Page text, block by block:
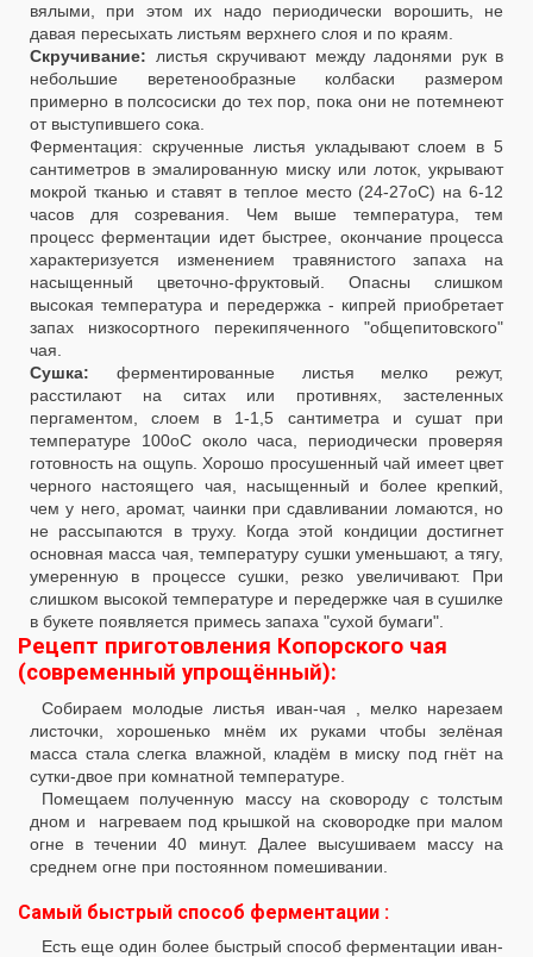
вялыми, при этом их надо периодически ворошить, не
давая пересыхать листьям верхнего слоя и по краям.
Скручивание: листья скручивают между ладонями рук в
небольшие веретенообразные колбаски размером
примерно в полсосиски до тех пор, пока они не потемнеют
от выступившего сока.
Ферментация: скрученные листья укладывают слоем в 5
сантиметров в эмалированную миску или лоток, укрывают
мокрой тканью и ставят в теплое место (24-27оС) на 6-12
часов для созревания. Чем выше температура, тем
процесс ферментации идет быстрее, окончание процесса
характеризуется изменением травянистого запаха на
насыщенный цветочно-фруктовый. Опасны слишком
высокая температура и передержка - кипрей приобретает
запах низкосортного перекипяченного "общепитовского"
чая.
Сушка: ферментированные листья мелко режут,
расстилают на ситах или противнях, застеленных
пергаментом, слоем в 1-1,5 сантиметра и сушат при
температуре 100оС около часа, периодически проверяя
готовность на ощупь. Хорошо просушенный чай имеет цвет
черного настоящего чая, насыщенный и более крепкий,
чем у него, аромат, чаинки при сдавливании ломаются, но
не рассыпаются в труху. Когда этой кондиции достигнет
основная масса чая, температуру сушки уменьшают, а тягу,
умеренную в процессе сушки, резко увеличивают. При
слишком высокой температуре и передержке чая в сушилке
в букете появляется примесь запаха "сухой бумаги".
Рецепт приготовления Копорского чая
(современный упрощённый):
Собираем молодые листья иван-чая , мелко нарезаем
листочки, хорошенько мнём их руками чтобы зелёная
масса стала слегка влажной, кладём в миску под гнёт на
сутки-двое при комнатной температуре.
Помещаем полученную массу на сковороду с толстым
дном и нагреваем под крышкой на сковородке при малом
огне в течении 40 минут. Далее высушиваем массу на
среднем огне при постоянном помешивании.
Самый быстрый способ ферментации :
Есть еще один более быстрый способ ферментации иван-